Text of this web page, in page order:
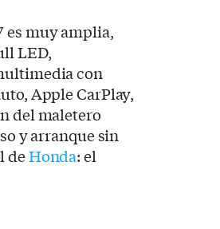
es muy amplia,
LED,
con
Apple CarPlay,
del maletero
y arranque sin
deHonda: el